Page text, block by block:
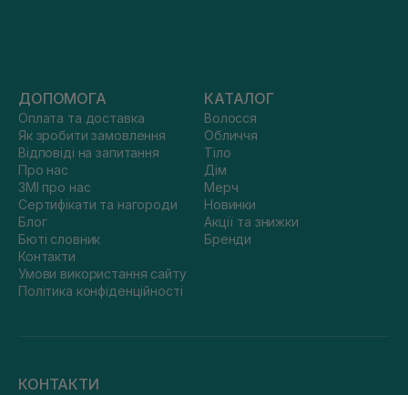
ДОПОМОГА
Оплата та доставка
Як зробити замовлення
Відповіді на запитання
Про нас
ЗМІ про нас
Сертифікати та нагороди
Блог
Бюті словник
Контакти
Умови використання сайту
Політика конфіденційності
КАТАЛОГ
Волосся
Обличчя
Тіло
Дім
Мерч
Новинки
Акції та знижки
Бренди
КОНТАКТИ